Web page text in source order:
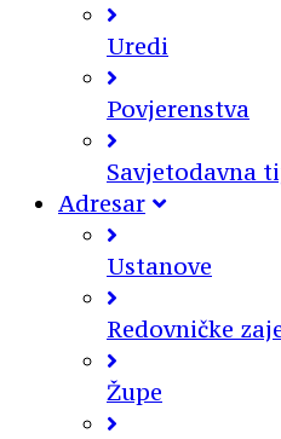
Uredi
Povjerenstva
Savjetodavna
Adresar
Ustanove
Redovničke
Župe